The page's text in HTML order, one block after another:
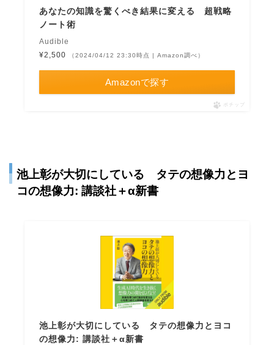
あなたの知識を驚くべき結果に変える 超戦略
ノート術
Audible
¥2,500
（2024/04/12 23:30時点 | Amazon調べ）
Amazonで探す
ポチップ
池上彰が大切にしている タテの想像力とヨ
コの想像力: 講談社＋α新書
池上彰が大切にしている タテの想像力とヨコ
の想像力: 講談社＋α新書